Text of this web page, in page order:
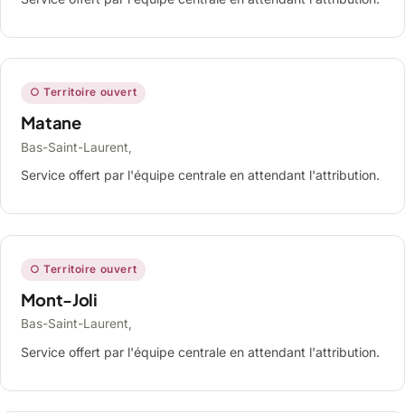
○ Territoire ouvert
Matane
Bas-Saint-Laurent,
Service offert par l'équipe centrale en attendant l'attribution.
○ Territoire ouvert
Mont-Joli
Bas-Saint-Laurent,
Service offert par l'équipe centrale en attendant l'attribution.